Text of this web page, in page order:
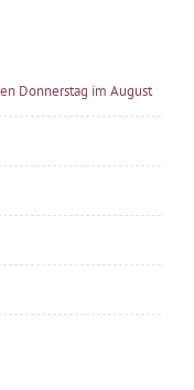
Donnerstag im August